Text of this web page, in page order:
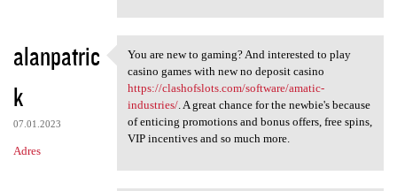
alanpatric
k
07.01.2023
Adres
You are new to gaming? And
You are new to gaming? And interested to play
casino games with new no deposit casino
https://clashofslots.com/software/amatic-
industries/. A great chance for the newbie's because
of enticing promotions and bonus offers, free spins,
VIP incentives and so much more.